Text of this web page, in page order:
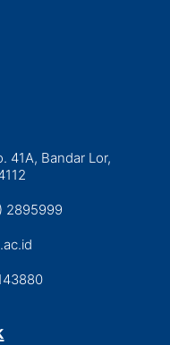
41A, Bandar Lor,
2895999